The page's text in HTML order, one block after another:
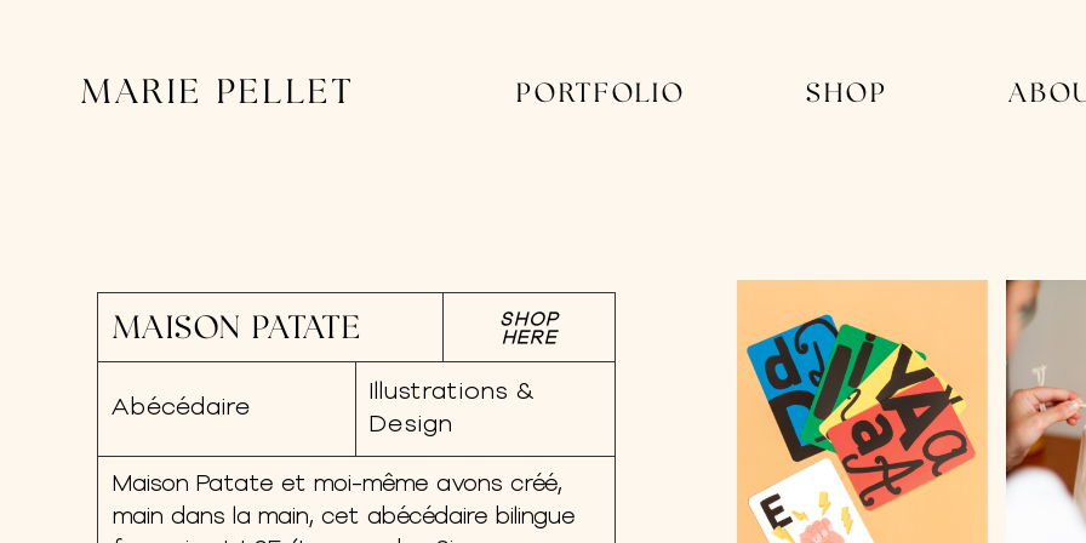
MARIE PELLET PORTFOLIO SHOP
MAISON PATATE
SHOP
HERE
Abécédaire
Illustrations &
Design
Maison Patate et moi-même avons créé,
main dans la main, cet abécédaire bilingue